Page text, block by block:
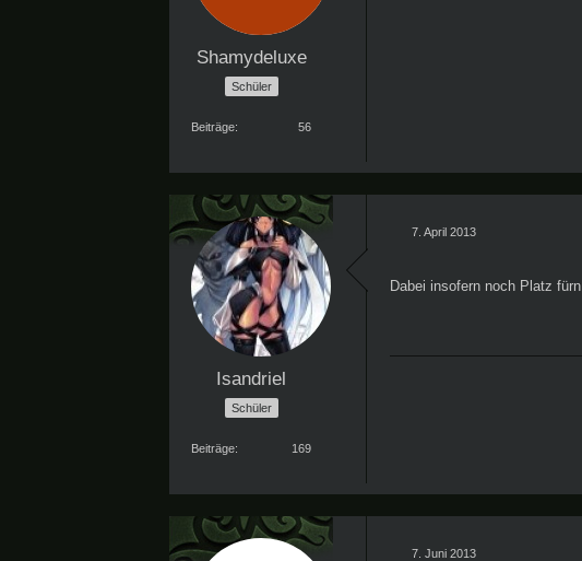
Shamydeluxe
Schüler
Beiträge 56
Isandriel
Schüler
Beiträge 169
7. April 2013
Dabei insofern noch Platz fürn
7. Juni 2013